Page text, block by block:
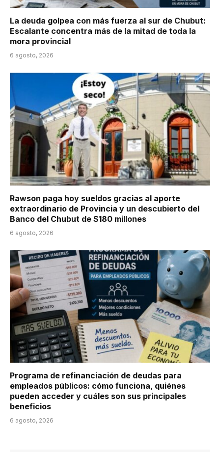
La deuda golpea con más fuerza al sur de Chubut:
Escalante concentra más de la mitad de toda la
mora provincial
6 agosto, 2026
Rawson paga hoy sueldos gracias al aporte
extraordinario de Provincia y un descubierto del
Banco del Chubut de $180 millones
6 agosto, 2026
Programa de refinanciación de deudas para
empleados públicos: cómo funciona, quiénes
pueden acceder y cuáles son sus principales
beneficios
6 agosto, 2026